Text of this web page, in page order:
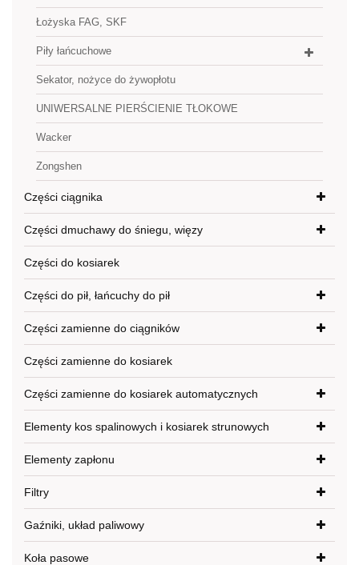
Łożyska FAG, SKF
Piły łańcuchowe
Sekator, nożyce do żywopłotu
UNIWERSALNE PIERŚCIENIE TŁOKOWE
Wacker
Zongshen
Części ciągnika
Części dmuchawy do śniegu, więzy
Części do kosiarek
Części do pił, łańcuchy do pił
Części zamienne do ciągników
Części zamienne do kosiarek
Części zamienne do kosiarek automatycznych
Elementy kos spalinowych i kosiarek strunowych
Elementy zapłonu
Filtry
Gaźniki, układ paliwowy
Koła pasowe